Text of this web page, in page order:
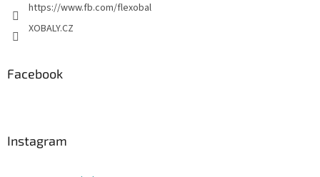
https://www.fb.com/flexobal
XOBALY.CZ
Facebook
Instagram